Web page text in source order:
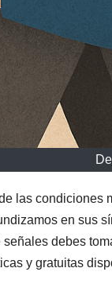
las condiciones
en sus
debes
y gratuitas